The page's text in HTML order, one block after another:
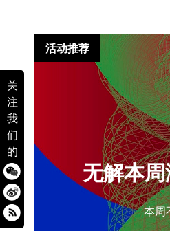
关
注
我
们
的
无解本
本
活动推荐